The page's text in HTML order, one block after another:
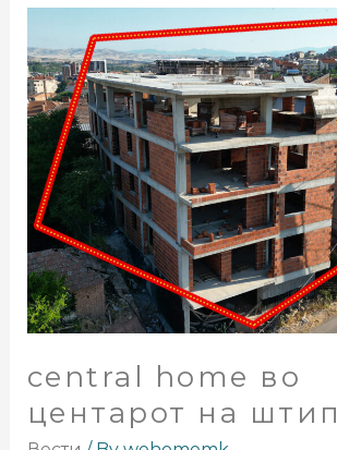
central home во
центарот на штип